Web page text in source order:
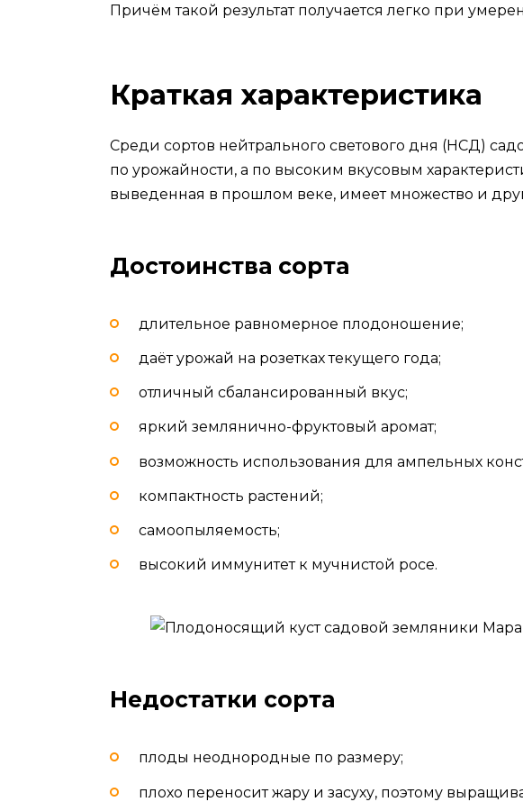
Причём такой результат получается легко при
Краткая характеристика
Среди сортов нейтрального светового дня (НСД)
по урожайности, а по высоким вкусовым
выведенная в прошлом веке, имеет множество и
Достоинства сорта
длительное равномерное плодоношение;
даёт урожай на розетках текущего года;
отличный сбалансированный вкус;
яркий землянично-фруктовый аромат;
возможность использования для ампельных
компактность растений;
самоопыляемость;
высокий иммунитет к мучнистой росе.
Недостатки сорта
плоды неоднородные по размеру;
плохо переносит жару и засуху, поэтому